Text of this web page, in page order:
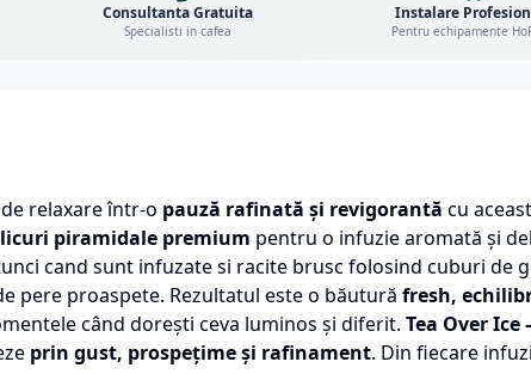
Consultanta Gratuita
Specialisti in cafea
Instalare
Pentru echipamente
relaxare într‑o pauză rafinată și revigorantă cu
piramidale premium pentru o infuzie aromată și
cand sunt infuzate si racite brusc folosind cuburi de
pere proaspete. Rezultatul este o băutură fresh,
când dorești ceva luminos și diferit. Tea Over Ice
prin gust, prospețime și rafinament. Din fiecare